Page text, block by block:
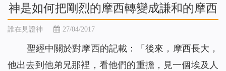
神是如何把剛烈的摩西轉變成謙和的摩西
誰在見證神 27/04/2017
聖經中關於對摩西的記載：「後來，摩西長大，
他出去到他弟兄那裡，看他們的重擔，見一個埃及人